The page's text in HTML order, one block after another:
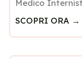
Medico
SCOPRI ORA →